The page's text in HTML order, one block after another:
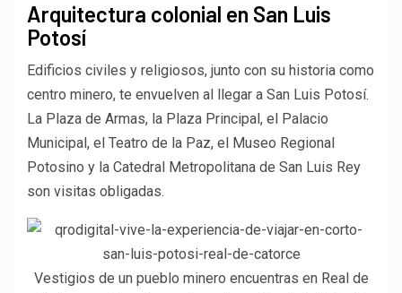
Arquitectura colonial en San Luis
Potosí
Edificios civiles y religiosos, junto con su historia como
centro minero, te envuelven al llegar a San Luis Potosí.
La Plaza de Armas, la Plaza Principal, el Palacio
Municipal, el Teatro de la Paz, el Museo Regional
Potosino y la Catedral Metropolitana de San Luis Rey
son visitas obligadas.
Vestigios de un pueblo minero encuentras en Real de